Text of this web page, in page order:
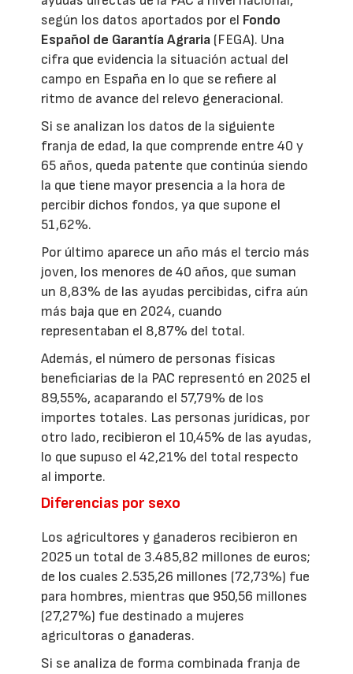
según los datos aportados por el Fondo
Español de Garantía Agraria (FEGA). Una
cifra que evidencia la situación actual del
campo en España en lo que se refiere al
ritmo de avance del relevo generacional.
Si se analizan los datos de la siguiente
franja de edad, la que comprende entre 40 y
65 años, queda patente que continúa siendo
la que tiene mayor presencia a la hora de
percibir dichos fondos, ya que supone el
51,62%.
Por último aparece un año más el tercio más
joven, los menores de 40 años, que suman
un 8,83% de las ayudas percibidas, cifra aún
más baja que en 2024, cuando
representaban el 8,87% del total.
Además, el número de personas físicas
beneficiarias de la PAC representó en 2025 el
89,55%, acaparando el 57,79% de los
importes totales. Las personas jurídicas, por
otro lado, recibieron el 10,45% de las ayudas,
lo que supuso el 42,21% del total respecto
al importe.
Diferencias por sexo
Los agricultores y ganaderos recibieron en
2025 un total de 3.485,82 millones de euros;
de los cuales 2.535,26 millones (72,73%) fue
para hombres, mientras que 950,56 millones
(27,27%) fue destinado a mujeres
agricultoras o ganaderas.
Si se analiza de forma combinada franja de